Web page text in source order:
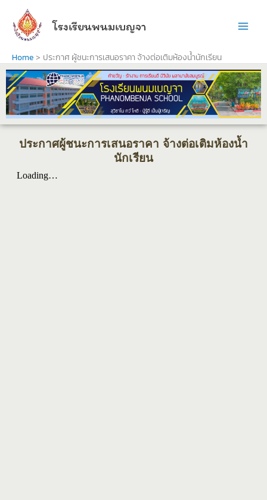
content
โรงเรียนพนมเบญจา
Home ประกาศ ผู้ชนะการเสนอราคา จ้างต่อเติมห้องน้ำนักเรียน
ประกาศผู้ชนะการเสนอราคา จ้างต่อเติมห้องน้ำ
นักเรียน